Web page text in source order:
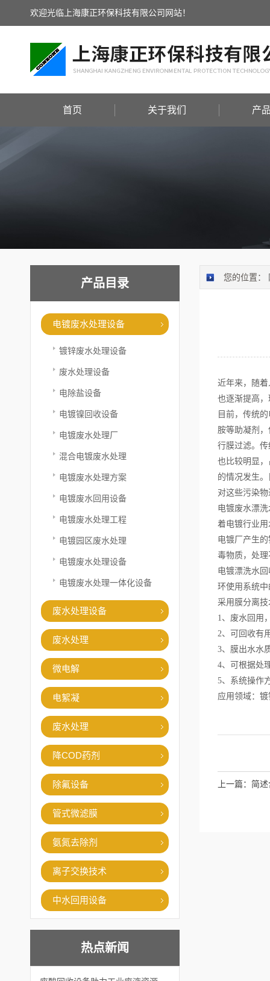
欢迎光临上海康正环保科技有限公司网站！
首页 关于我们 产
产品目录
电镀废水处理设备
镀锌废水处理设备
废水处理设备
电除盐设备
电镀镍回收设备
电镀废水处理厂
混合电镀废水处理
电镀废水处理方案
电镀废水回用设备
电镀废水处理工程
电镀园区废水处理
电镀废水处理设备
电镀废水处理一体化设备
废水处理设备
废水处理
微电解
电絮凝
废水处理
降COD药剂
除氟设备
管式微滤膜
氨氮去除剂
离子交换技术
中水回用设备
热点新闻
您的位置：
近年来，随
也逐渐提高
目前，传统
胺等助凝剂
行膜过滤。
也比较明显
的情况发生
对这些污染
电镀废水漂
着电镀行业
电镀厂产生
毒物质，处
电镀漂洗水
环使用系统
采用膜分离
1、废水回用
2、可回收有
3、膜出水水
4、可根据处
5、系统操作
应用领域：
上一篇： 简